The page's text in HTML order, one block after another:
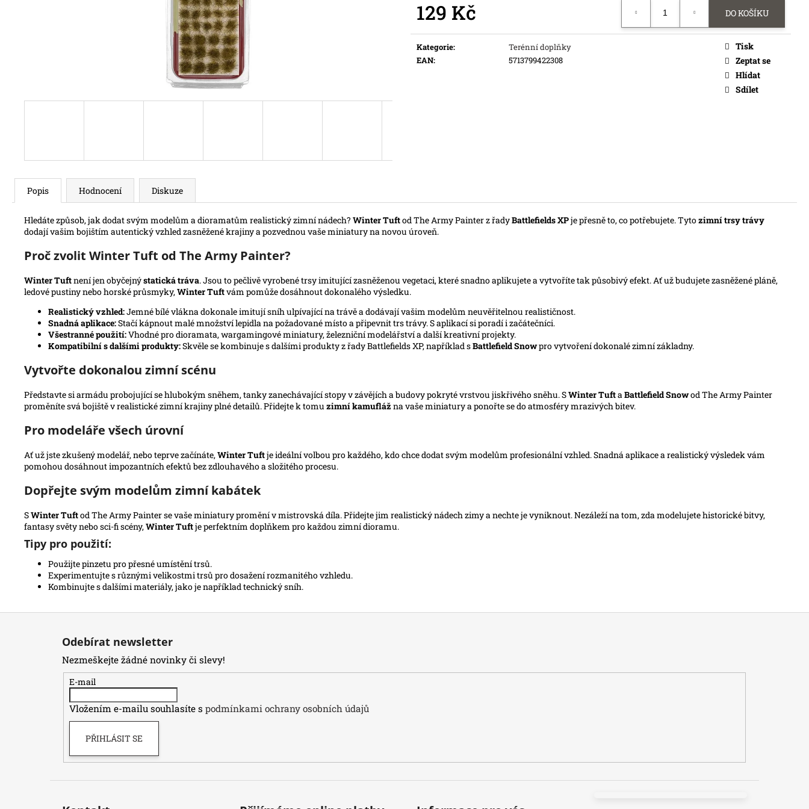
129 Kč DO KOŠÍKU
Kategorie:
Terénní doplňky
EAN: 5713799422308
Tisk
Zeptat se
Hlídat
Sdílet
Popis Hodnocení Diskuze
Hledáte způsob, jak dodat svým modelům a dioramatům realistický zimní nádech? Winter Tuftod The Army Painter z řadyBattlefields XPje přesně to, co potřebujete. Tytozimní trsy trávy
dodají vašim bojištím autentický vzhled zasněžené krajiny a pozvednou vaše miniatury na novou úroveň.
Proč zvolit Winter Tuft od The Army Painter?
Winter Tuftnení jen obyčejnýstatická tráva. Jsou to pečlivě vyrobené trsy imitující zasněženou vegetaci, které snadno aplikujete a vytvoříte tak působivý efekt. Ať už budujete zasněžené pláně,
ledové pustiny nebo horské průsmyky,Winter Tuftvám pomůže dosáhnout dokonalého výsledku.
Realistický vzhled:Jemné bílé vlákna dokonale imitují sníh ulpívající na trávě a dodávají vašim modelům neuvěřitelnou realističnost.
Snadná aplikace:Stačí kápnout malé množství lepidla na požadované místo a připevnit trs trávy. S aplikací si poradí i začátečníci.
Všestranné použití:Vhodné pro dioramata, wargamingové miniatury, železniční modelářství a další kreativní projekty.
Kompatibilní s dalšími produkty:Skvěle se kombinuje s dalšími produkty z řady Battlefields XP, například sBattlefield Snowpro vytvoření dokonalé zimní základny.
Vytvořte dokonalou zimní scénu
Představte si armádu probojující se hlubokým sněhem, tanky zanechávající stopy v závějích a budovy pokryté vrstvou jiskřivého sněhu. SWinter TuftaBattlefield Snowod The Army Painter
proměníte svá bojiště v realistické zimní krajiny plné detailů. Přidejte k tomu zimní kamufláž na vaše miniatury a ponořte se do atmosféry mrazivých bitev.
Pro modeláře všech úrovní
Ať už jste zkušený modelář, nebo teprve začínáte,Winter Tuftje ideální volbou pro každého, kdo chce dodat svým modelům profesionální vzhled. Snadná aplikace a realistický výsledek vám
pomohou dosáhnout impozantních efektů bez zdlouhavého a složitého procesu.
Dopřejte svým modelům zimní kabátek
SWinter Tuftod The Army Painter se vaše miniatury promění v mistrovská díla. Přidejte jim realistický nádech zimy a nechte je vyniknout. Nezáleží na tom, zda modelujete historické bitvy,
fantasy světy nebo sci-fi scény,Winter Tuftje perfektním doplňkem pro každou zimní dioramu.
Tipy pro použití:
Použijte pinzetu pro přesné umístění trsů.
Experimentujte s různými velikostmi trsů pro dosažení rozmanitého vzhledu.
Kombinujte s dalšími materiály, jako je například technický sníh.
Původně:
Z
Odebírat newsletter
Nezmeškejte žádné novinky či slevy!
E-mail
Vložením e-mailu souhlasíte s podmínkami ochrany osobních údajů
PŘIHLÁSIT SE